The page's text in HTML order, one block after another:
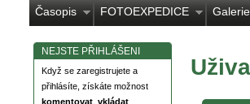
Časopis FOTOEXPEDICE Galerie
NEJSTE PŘIHLÁŠENI
Když se zaregistrujete a
přihlásíte, získáte možnost
komentovat vkládat